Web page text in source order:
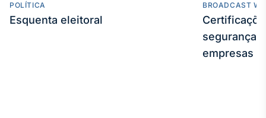
POLÍTICA
Esquenta eleitoral
BROADCAST
segurança
empresas